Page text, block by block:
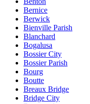
Bernice
Berwick
Bienville Parish
Blanchard
Bogalusa
Bossier City
Bossier Parish
Bourg
Boutte
Breaux Bridge
Bridge City